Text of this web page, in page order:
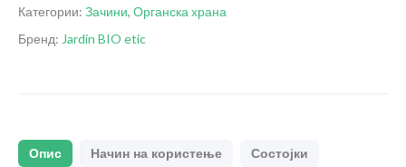
Категории: Зачини, Органска храна
Бренд: Jardin BIO etic
Опис Начин на користење Состојки